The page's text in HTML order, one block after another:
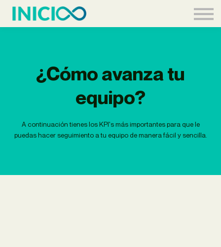
¿Cómo avanza tu
equipo?
A continuación tienes los KPI's más importantes para que le
puedas hacer seguimiento a tu equipo de manera fácil y sencilla.